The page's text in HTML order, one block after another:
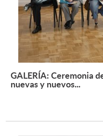
GALERÍA: Ceremonia
nuevas y nuevos...